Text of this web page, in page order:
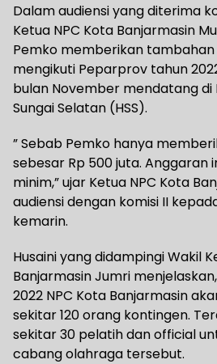
Dalam audiensi yang diterima
Ketua NPC Kota Banjarmasin
Pemko memberikan
mengikuti Peparprov tahun
bulan November mendatang di
Sungai Selatan (HSS).
” Sebab Pemko hanya
sebesar Rp 500 juta. Anggaran
minim,” ujar Ketua NPC Kota
audiensi dengan komisi II
kemarin.
Husaini yang didampingi Wakil
Banjarmasin Jumri
2022 NPC Kota Banjarmasin
sekitar 120 orang kontingen.
sekitar 30 pelatih dan official
cabang olahraga tersebut.